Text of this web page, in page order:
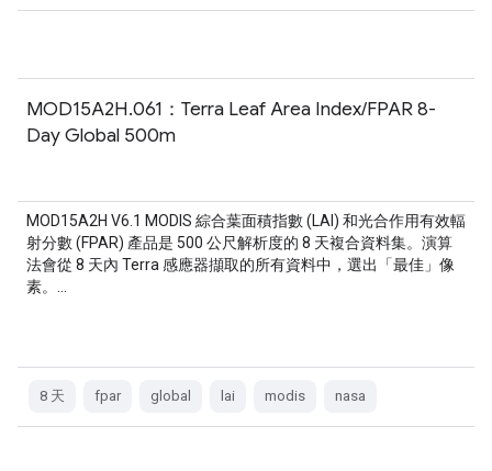
MOD15A2H.061：Terra Leaf Area Index/FPAR 8-
Day Global 500m
MOD15A2H V6.1 MODIS 綜合葉面積指數 (LAI) 和光合作用有效輻
射分數 (FPAR) 產品是 500 公尺解析度的 8 天複合資料集。演算
法會從 8 天內 Terra 感應器擷取的所有資料中，選出「最佳」像
素。…
8 天 fpar global lai modis nasa